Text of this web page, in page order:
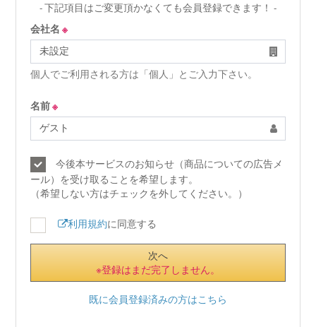
- 下記項目はご変更頂かなくても会員登録できます！ -
会社名※
個人でご利用される方は「個人」とご入力下さい。
名前※
今後本サービスのお知らせ（商品についての広告メ
ール）を受け取ることを希望します。
（希望しない方はチェックを外してください。）
利用規約に同意する
次へ
※登録はまだ完了しません。
既に会員登録済みの方はこちら